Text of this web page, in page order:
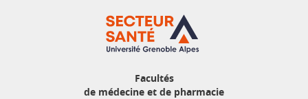
Facultés
de médecine et de pharmacie